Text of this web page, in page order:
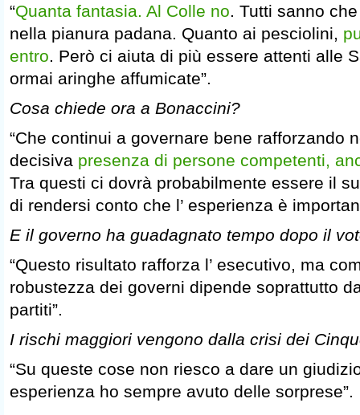
“Quanta fantasia. Al Colle no. Tutti sanno
nella pianura padana. Quanto ai pesciolini,
entro. Però ci aiuta di più essere attenti alle
ormai aringhe affumicate”.
Cosa chiede ora a Bonaccini?
“Che continui a governare bene rafforzando
decisiva presenza di persone competenti,
Tra questi ci dovrà probabilmente essere il
di rendersi conto che l’ esperienza è
E il governo ha guadagnato tempo dopo il
“Questo risultato rafforza l’ esecutivo, ma
robustezza dei governi dipende soprattutto
partiti”.
I rischi maggiori vengono dalla crisi dei
“Su queste cose non riesco a dare un
esperienza ho sempre avuto delle sorprese”.